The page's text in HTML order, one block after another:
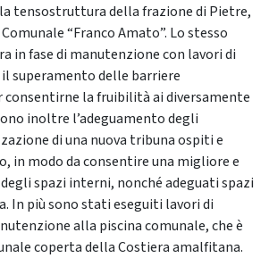
tensostruttura della frazione di Pietre,
“Franco Amato”. Lo stesso
in fase di manutenzione con lavori di
superamento delle barriere
la fruibilità ai diversamente
inoltre l’adeguamento degli
di una nuova tribuna ospiti e
in modo da consentire una migliore e
spazi interni, nonché adeguati spazi
In più sono stati eseguiti lavori di
alla piscina comunale, che è
coperta della Costiera amalfitana.